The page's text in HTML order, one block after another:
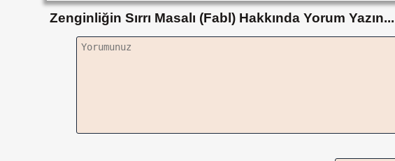
Zenginliğin Sırrı Masalı (Fabl) Hakkında Yorum Yazın...